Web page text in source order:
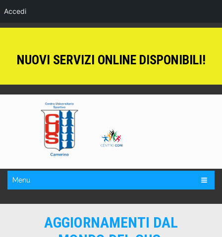
Accedi
NUOVI SERVIZI ONLINE DISPONIBILI!
Menu
AGGIORNAMENTI DAL